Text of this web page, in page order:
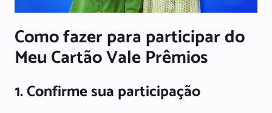
Como fazer para participar do
Meu Cartão Vale Prêmios
1.Confirme sua participação